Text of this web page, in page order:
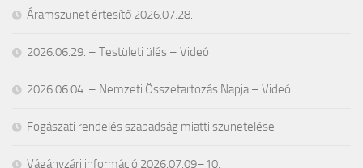
Áramszünet értesítő 2026.07.28.
2026.06.29. – Testületi ülés – Videó
2026.06.04. – Nemzeti Összetartozás Napja – Videó
Fogászati rendelés szabadság miatti szünetelése
Vágányzári információ 2026.07.09–10.